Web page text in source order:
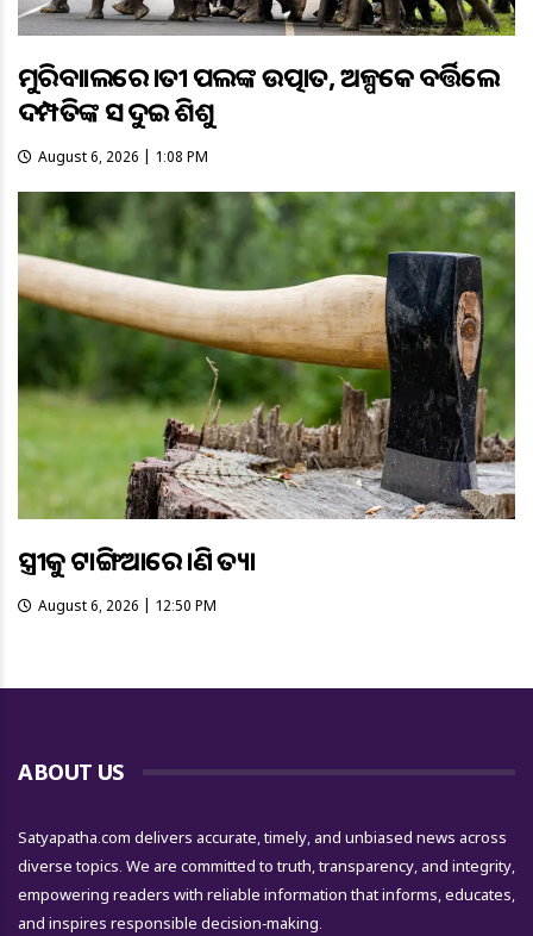
ମୁରିବାହାଲରେ ହାତୀ ପଲଙ୍କ ଉତ୍ପାତ, ଅଳ୍ପକେ ବର୍ତ୍ତିଲେ
ଦମ୍ପତିଙ୍କ ସହ ଦୁଇ ଶିଶୁ
August 6, 2026 | 1:08 PM
ସ୍ତ୍ରୀକୁ ଟାଙ୍ଗିଆରେ ହାଣି ହତ୍ୟା
August 6, 2026 | 12:50 PM
ABOUT US
Satyapatha.com delivers accurate, timely, and unbiased news across
diverse topics. We are committed to truth, transparency, and integrity,
empowering readers with reliable information that informs, educates,
and inspires responsible decision-making.